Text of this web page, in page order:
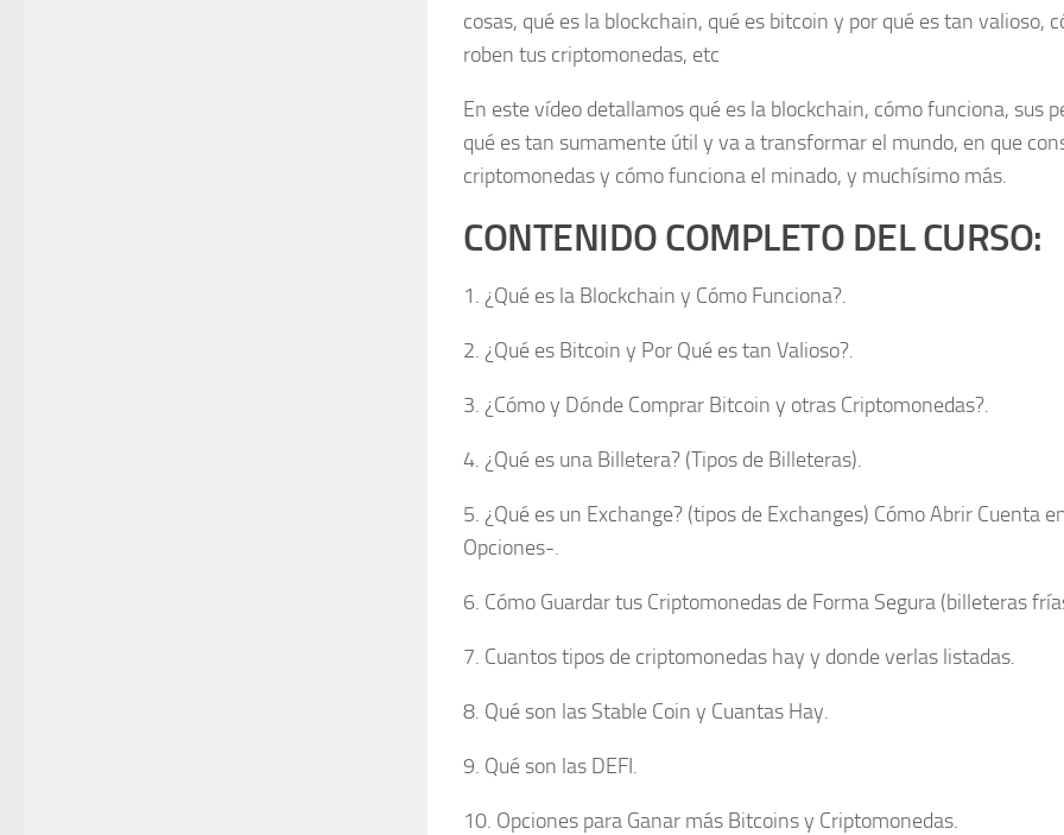
cosas, qué es la blockchain, qué es bitcoin y por qué es tan valioso,
roben tus criptomonedas, etc
En este vídeo detallamos qué es la blockchain, cómo funciona, sus
qué es tan sumamente útil y va a transformar el mundo, en que
criptomonedas y cómo funciona el minado, y muchísimo más.
CONTENIDO COMPLETO DEL CURSO:
1. ¿Qué es la Blockchain y Cómo Funciona?.
2. ¿Qué es Bitcoin y Por Qué es tan Valioso?.
3. ¿Cómo y Dónde Comprar Bitcoin y otras Criptomonedas?.
4. ¿Qué es una Billetera? (Tipos de Billeteras).
5. ¿Qué es un Exchange? (tipos de Exchanges) Cómo Abrir Cuenta
Opciones-.
6. Cómo Guardar tus Criptomonedas de Forma Segura (billeteras
7. Cuantos tipos de criptomonedas hay y donde verlas listadas.
8. Qué son las Stable Coin y Cuantas Hay.
9. Qué son las DEFI.
10. Opciones para Ganar más Bitcoins y Criptomonedas.